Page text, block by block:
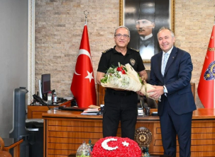
Spor
Türkiye
Yaşam